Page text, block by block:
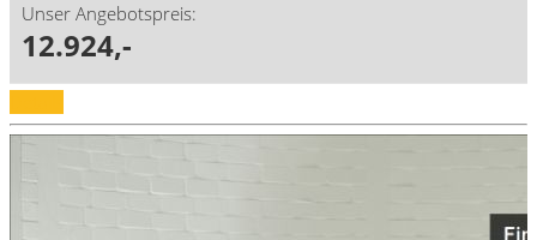
Unser Angebotspreis:
12.924,-